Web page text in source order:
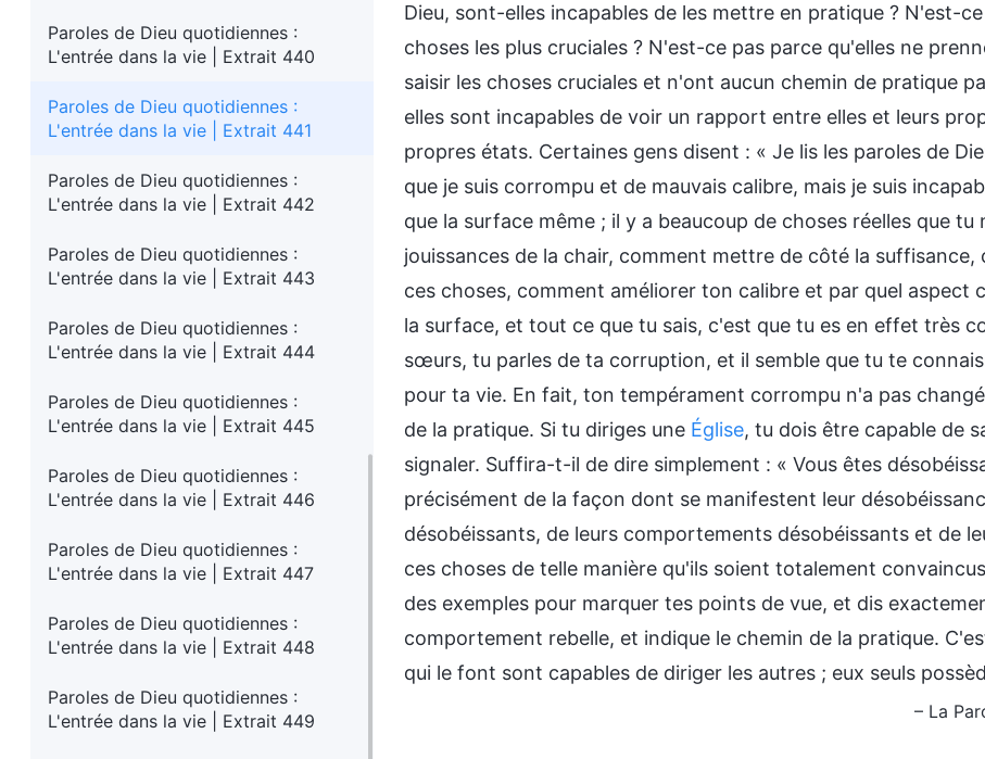
Paroles de Dieu quotidiennes :
L'entrée dans la vie | Extrait 440
Paroles de Dieu quotidiennes :
L'entrée dans la vie | Extrait 441
Paroles de Dieu quotidiennes :
L'entrée dans la vie | Extrait 442
Paroles de Dieu quotidiennes :
L'entrée dans la vie | Extrait 443
Paroles de Dieu quotidiennes :
L'entrée dans la vie | Extrait 444
Paroles de Dieu quotidiennes :
L'entrée dans la vie | Extrait 445
Paroles de Dieu quotidiennes :
L'entrée dans la vie | Extrait 446
Paroles de Dieu quotidiennes :
L'entrée dans la vie | Extrait 447
Paroles de Dieu quotidiennes :
L'entrée dans la vie | Extrait 448
Paroles de Dieu quotidiennes :
L'entrée dans la vie | Extrait 449
Dieu, sont-elles incapables de les mettre en pratique ? N'est-
choses les plus cruciales ? N'est-ce pas parce qu'elles ne
saisir les choses cruciales et n'ont aucun chemin de pratique
elles sont incapables de voir un rapport entre elles et leurs
propres états. Certaines gens disent : « Je lis les paroles de
que je suis corrompu et de mauvais calibre, mais je suis
que la surface même ; il y a beaucoup de choses réelles que
jouissances de la chair, comment mettre de côté la
ces choses, comment améliorer ton calibre et par quel aspect
la surface, et tout ce que tu sais, c'est que tu es en effet très
sœurs, tu parles de ta corruption, et il semble que tu te
pour ta vie. En fait, ton tempérament corrompu n'a pas
de la pratique. Si tu diriges une Église, tu dois être capable de
signaler. Suffira-t-il de dire simplement : « Vous êtes
précisément de la façon dont se manifestent leur
désobéissants, de leurs comportements désobéissants et de
ces choses de telle manière qu'ils soient totalement
des exemples pour marquer tes points de vue, et dis
comportement rebelle, et indique le chemin de la pratique.
qui le font sont capables de diriger les autres ; eux seuls
– La